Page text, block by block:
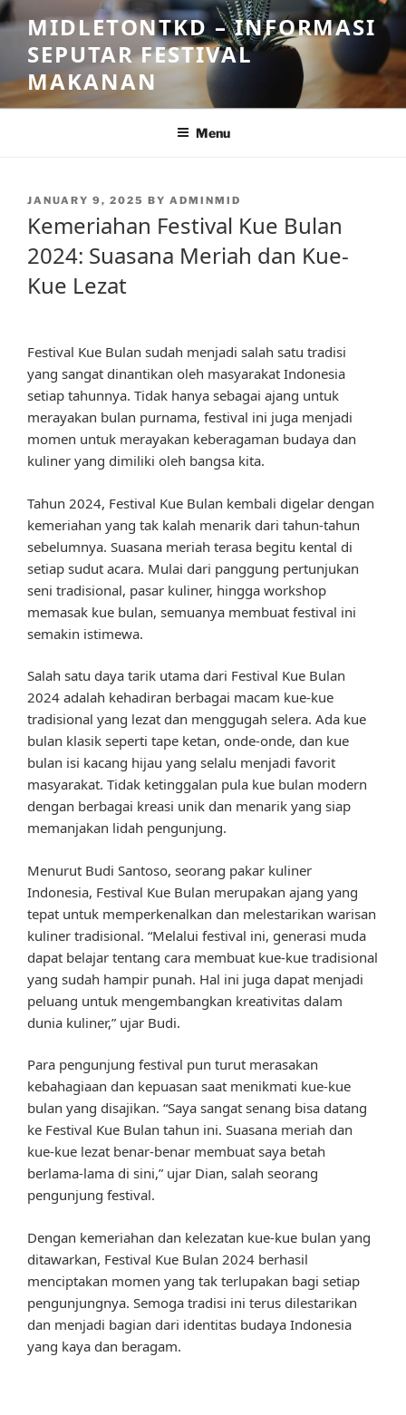
Skip
to
content
MIDLETONTKD – INFORMASI
SEPUTAR FESTIVAL
MAKANAN
Menu
POSTED
JANUARY 9, 2025 BY ADMINMID
Kemeriahan Festival Kue Bulan
2024: Suasana Meriah dan Kue-
Kue Lezat
Festival Kue Bulan sudah menjadi salah satu tradisi
yang sangat dinantikan oleh masyarakat Indonesia
setiap tahunnya. Tidak hanya sebagai ajang untuk
merayakan bulan purnama, festival ini juga menjadi
momen untuk merayakan keberagaman budaya dan
kuliner yang dimiliki oleh bangsa kita.
Tahun 2024, Festival Kue Bulan kembali digelar dengan
kemeriahan yang tak kalah menarik dari tahun-tahun
sebelumnya. Suasana meriah terasa begitu kental di
setiap sudut acara. Mulai dari panggung pertunjukan
seni tradisional, pasar kuliner, hingga workshop
memasak kue bulan, semuanya membuat festival ini
semakin istimewa.
Salah satu daya tarik utama dari Festival Kue Bulan
2024 adalah kehadiran berbagai macam kue-kue
tradisional yang lezat dan menggugah selera. Ada kue
bulan klasik seperti tape ketan, onde-onde, dan kue
bulan isi kacang hijau yang selalu menjadi favorit
masyarakat. Tidak ketinggalan pula kue bulan modern
dengan berbagai kreasi unik dan menarik yang siap
memanjakan lidah pengunjung.
Menurut Budi Santoso, seorang pakar kuliner
Indonesia, Festival Kue Bulan merupakan ajang yang
tepat untuk memperkenalkan dan melestarikan warisan
kuliner tradisional. “Melalui festival ini, generasi muda
dapat belajar tentang cara membuat kue-kue tradisional
yang sudah hampir punah. Hal ini juga dapat menjadi
peluang untuk mengembangkan kreativitas dalam
dunia kuliner,” ujar Budi.
Para pengunjung festival pun turut merasakan
kebahagiaan dan kepuasan saat menikmati kue-kue
bulan yang disajikan. “Saya sangat senang bisa datang
ke Festival Kue Bulan tahun ini. Suasana meriah dan
kue-kue lezat benar-benar membuat saya betah
berlama-lama di sini,” ujar Dian, salah seorang
pengunjung festival.
Dengan kemeriahan dan kelezatan kue-kue bulan yang
ditawarkan, Festival Kue Bulan 2024 berhasil
menciptakan momen yang tak terlupakan bagi setiap
pengunjungnya. Semoga tradisi ini terus dilestarikan
dan menjadi bagian dari identitas budaya Indonesia
yang kaya dan beragam.